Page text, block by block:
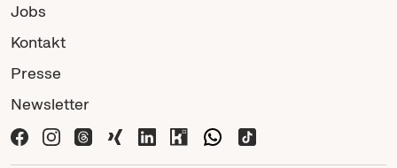
Jobs
Kontakt
Presse
Newsletter